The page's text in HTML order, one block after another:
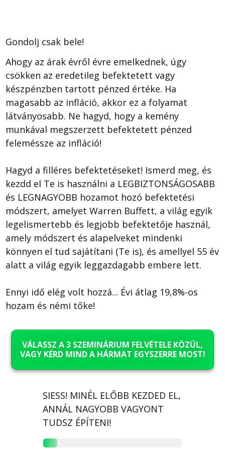
Gondolj csak bele!
Ahogy az árak évről évre emelkednek, úgy
csökken az eredetileg befektetett vagy
készpénzben tartott pénzed értéke. Ha
magasabb az infláció, akkor ez a folyamat
látványosabb. Ne hagyd, hogy a kemény
munkával megszerzett befektetett pénzed
feleméssze az infláció!
Hagyd a filléres befektetéseket! Ismerd meg, és
kezdd el Te is használni a LEGBIZTONSÁGOSABB
és LEGNAGYOBB hozamot hozó befektetési
módszert, amelyet Warren Buffett, a világ egyik
legelismertebb és legjobb befektetője használ,
amely módszert és alapelveket mindenki
könnyen el tud sajátítani (Te is), és amellyel 55 év
alatt a világ egyik leggazdagabb embere lett.
Ennyi idő elég volt hozzá... Évi átlag 19,8%-os
hozam és némi tőke!
VÁLASSZ A 3 SZEMINÁRIUM FELVÉTELE KÖZÜL,
VAGY KÉRD MIND A HÁRMAT EGYSZERRE MOST!
SIESS! MINÉL ELŐBB KEZDED EL,
ANNÁL NAGYOBB VAGYONT
TUDSZ ÉPÍTENI!